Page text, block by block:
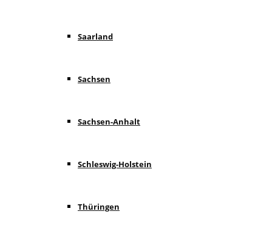
Saarland
Sachsen
Sachsen-Anhalt
Schleswig-Holstein
Thüringen